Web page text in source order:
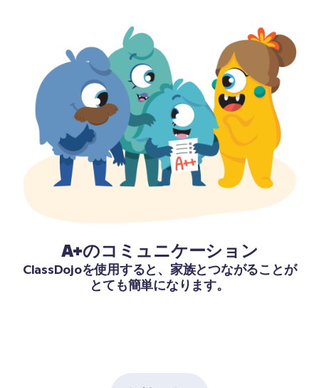
A+のコミュニケーション
ClassDojoを使用すると、家族とつながることが
とても簡単になります。